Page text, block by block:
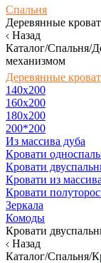
Спальня
Деревянные
Назад
Каталог/Спальня/
механизмом
Деревянные
140x200
160х200
180х200
200*200
Из массива дуба
Кровати
Кровати
Кровати из
Кровати
Зеркала
Комоды
Кровати
Назад
Каталог/Спальня/